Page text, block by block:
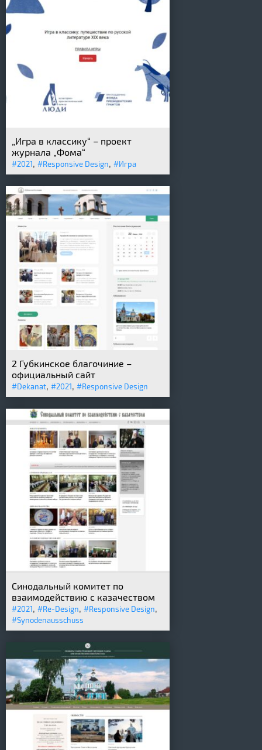
„Игра в классику“ – проект
журнала „Фома“
#2021, #Responsive Design, #Игра
2 Губкинское благочиние –
официальный сайт
#Dekanat, #2021, #Responsive Design
Синодальный комитет по
взаимодействию с казачеством
#2021, #Re-Design, #Responsive Design,
#Synodenausschuss